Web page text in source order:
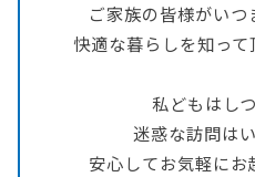
ご家族の皆様がいつ
快適な暮らしを知って
私どもはし
迷惑な訪問は
安心してお気軽にお